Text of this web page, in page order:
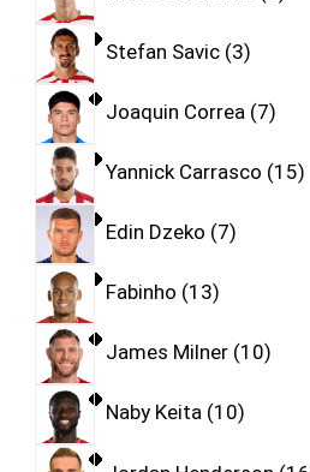
Stefan Savic 3
Joaquin Correa 7
Yannick Carrasco 15
Edin Dzeko 7
Fabinho 13
James Milner 10
Naby Keita 10